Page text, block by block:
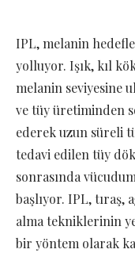
IPL, melanin
yolluyor. Işık, kıl
melanin seviyesine
ve tüy üretiminden
ederek uzun süreli
tedavi edilen tüy
sonrasında
başlıyor. IPL, tıraş,
alma tekniklerinin
bir yöntem olarak